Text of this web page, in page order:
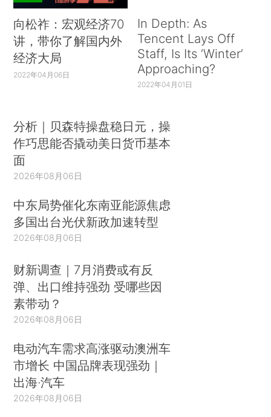
向松祚：宏观经济70
讲，带你了解国内外
经济大局
2022年04月06日
In Depth: As
Tencent Lays Off
Staff, Is Its ‘Winter’
Approaching?
2022年04月01日
分析｜贝森特操盘稳日元，操
作巧思能否撬动美日货币基本
面
2026年08月06日
中东局势催化东南亚能源焦虑
多国出台光伏新政加速转型
2026年08月06日
财新调查｜7月消费或有反
弹、出口维持强劲 受哪些因
素带动？
2026年08月06日
电动汽车需求高涨驱动澳洲车
市增长 中国品牌表现强劲｜
出海·汽车
2026年08月06日